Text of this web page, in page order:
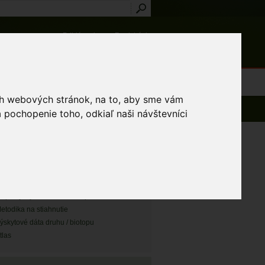
webových stránok, na to, aby sme vám
toho, odkiaľ naši návštevníci
Prihlásenie Registrácia
na stiahnutie
dáta druhu / biotopu